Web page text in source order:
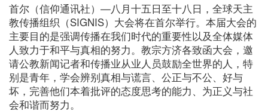
首尔（信仰通讯社）—八月十五日至十八日，全球天主
教传播组织（SIGNIS）大会将在首尔举行。本届大会的
主要目的是强调传播在我们时代的重要性以及全体媒体
人致力于和平与真相的努力。教宗方济各致函大会，邀
请公教新闻记者和传播业从业人员鼓励全世界的人，特
别是青年，学会辨别真相与谎言、公正与不公、好与
坏，完善他们本着批评的态度思考的能力、为正义与社
会和谐而努力。